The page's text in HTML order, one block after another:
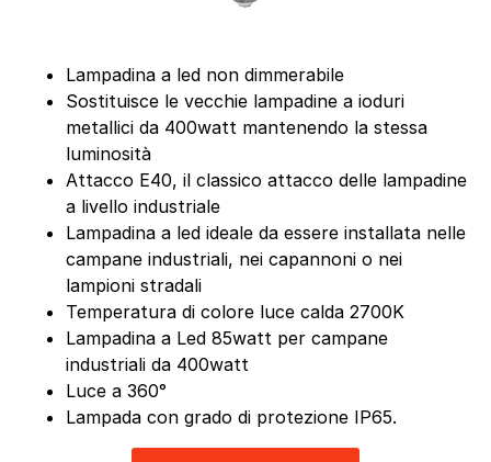
Lampadina a led non dimmerabile
Sostituisce le vecchie lampadine a ioduri
metallici da 400watt mantenendo la stessa
luminosità
Attacco E40, il classico attacco delle lampadine
a livello industriale
Lampadina a led ideale da essere installata nelle
campane industriali, nei capannoni o nei
lampioni stradali
Temperatura di colore luce calda 2700K
Lampadina a Led 85watt per campane
industriali da 400watt
Luce a 360°
Lampada con grado di protezione IP65.